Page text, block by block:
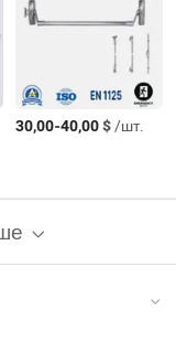
30,00-40,00$/шт.